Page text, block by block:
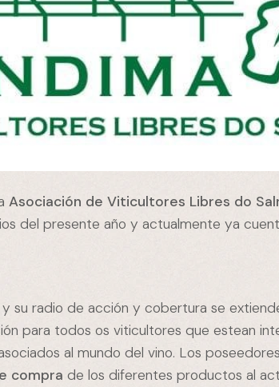
Asociación de Viticultores Libres do
del presente año y actualmente ya
y su radio de acción y cobertura se
para todos os viticultores que estean
al mundo del vino. Los
compra de los diferentes productos al